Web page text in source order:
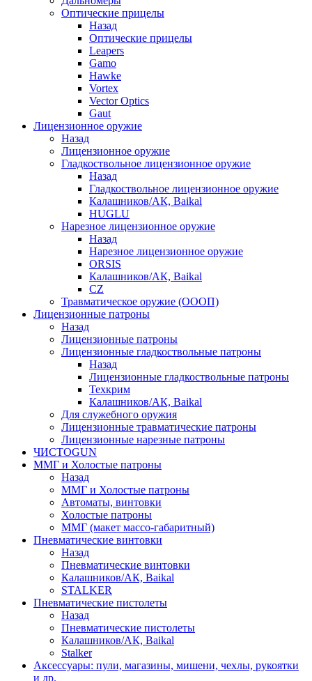
Оптические прицелы
Назад
Оптические прицелы
Leapers
Gamo
Hawke
Vortex
Vector Optics
Gaut
Лицензионное оружие
Назад
Лицензионное оружие
Гладкоствольное лицензионное оружие
Назад
Гладкоствольное лицензионное оружие
Калашников/АК, Baikal
HUGLU
Нарезное лицензионное оружие
Назад
Нарезное лицензионное оружие
ORSIS
Калашников/АК, Baikal
CZ
Травматическое оружие (ОООП)
Лицензионные патроны
Назад
Лицензионные патроны
Лицензионные гладкоствольные патроны
Назад
Лицензионные гладкоствольные патроны
Техкрим
Калашников/АК, Baikal
Для служебного оружия
Лицензионные травматические патроны
Лицензионные нарезные патроны
ЧИСТОGUN
ММГ и Холостые патроны
Назад
ММГ и Холостые патроны
Автоматы, винтовки
Холостые патроны
ММГ (макет массо-габаритный)
Пневматические винтовки
Назад
Пневматические винтовки
Калашников/АК, Baikal
STALKER
Пневматические пистолеты
Назад
Пневматические пистолеты
Калашников/АК, Baikal
Stalker
Аксессуары: пули, магазины, мишени, чехлы, рукоятки
и др.